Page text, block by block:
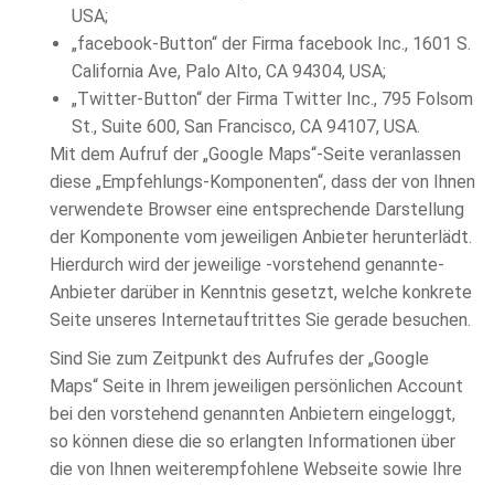
USA;
„facebook-Button“ der Firma facebook Inc., 1601 S.
California Ave, Palo Alto, CA 94304, USA;
„Twitter-Button“ der Firma Twitter Inc., 795 Folsom
St., Suite 600, San Francisco, CA 94107, USA.
Mit dem Aufruf der „Google Maps“-Seite veranlassen
diese „Empfehlungs-Komponenten“, dass der von Ihnen
verwendete Browser eine entsprechende Darstellung
der Komponente vom jeweiligen Anbieter herunterlädt.
Hierdurch wird der jeweilige -vorstehend genannte-
Anbieter darüber in Kenntnis gesetzt, welche konkrete
Seite unseres Internetauftrittes Sie gerade besuchen.
Sind Sie zum Zeitpunkt des Aufrufes der „Google
Maps“ Seite in Ihrem jeweiligen persönlichen Account
bei den vorstehend genannten Anbietern eingeloggt,
so können diese die so erlangten Informationen über
die von Ihnen weiterempfohlene Webseite sowie Ihre